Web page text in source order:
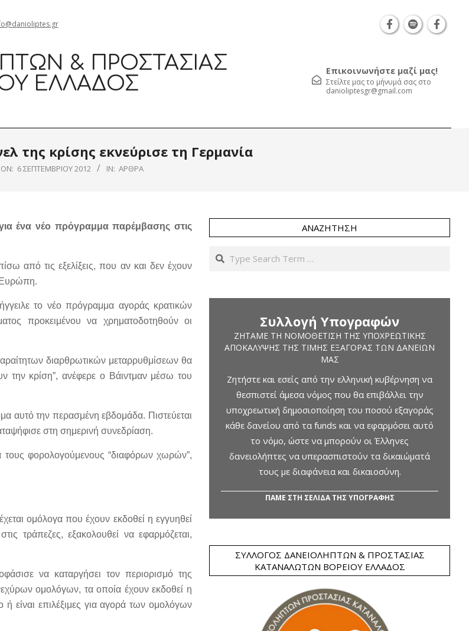
& ΠΡΟΣΤΑΣΊΑΣ
ΕΛΛΆΔΟΣ
Επικοινωνήστε μαζί μας!
Στείλτε μας το μήνυμά σας στο
danioliptesgr@gmail.com
της κρίσης εκνεύρισε τη Γερμανία
ON: 6 ΣΕΠΤΕΜΒΡΊΟΥ 2012 IN: ΆΡΘΡΑ
ένα νέο πρόγραμμα παρέμβασης στις
από τις εξελίξεις, που αν και δεν έχουν
Ευρώπη.
το νέο πρόγραμμα αγοράς κρατικών
προκειμένου να χρηματοδοτηθούν οι
διαρθρωτικών μεταρρυθμίσεων θα
την κρίση”, ανέφερε ο Βάιντμαν μέσω του
αυτό την περασμένη εβδομάδα. Πιστεύεται
στη σημερινή συνεδρίαση.
τους φορολογούμενους “διαφόρων χωρών”,
ομόλογα που έχουν εκδοθεί η εγγυηθεί
τράπεζες, εξακολουθεί να εφαρμόζεται,
να καταργήσει τον περιορισμό της
ομολόγων, τα οποία έχουν εκδοθεί η
είναι επιλέξιμες για αγορά των ομολόγων
ΑΝΑΖΉΤΗΣΗ
Search
Συλλογή Υπογραφών
ΖΗΤΆΜΕ ΤΗ ΝΟΜΟΘΈΤΙΣΗ ΤΗΣ ΥΠΟΧΡΕΩΤΙΚΉΣ
ΑΠΟΚΆΛΥΨΗΣ ΤΗΣ ΤΙΜΉΣ ΕΞΑΓΟΡΆΣ ΤΩΝ ΔΑΝΕΊΩΝ
ΜΑΣ
Ζητήστε και εσείς από την ελληνική κυβέρνηση να
θεσπιστεί άμεσα νόμος που θα επιβάλλει την
υποχρεωτική δημοσιοποίηση του ποσού εξαγοράς
κάθε δανείου από τα funds και να εφαρμόσει αυτό
το νόμο, ώστε να μπορούν οι Έλληνες
δανειολήπτες να υπερασπιστούν τα δικαιώματά
τους με διαφάνεια και δικαιοσύνη.
ΠΑΜΕ ΣΤΗ ΣΕΛΙΔΑ ΤΗΣ ΥΠΟΓΡΑΦΗΣ
ΣΎΛΛΟΓΟΣ ΔΑΝΕΙΟΛΗΠΤΏΝ & ΠΡΟΣΤΑΣΊΑΣ
ΚΑΤΑΝΑΛΩΤΏΝ ΒΟΡΕΊΟΥ ΕΛΛΆΔΟΣ